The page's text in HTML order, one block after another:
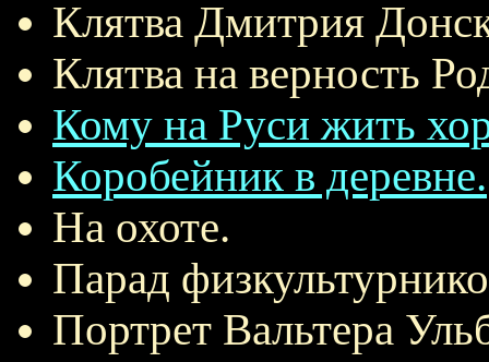
Клятва Дмитрия
Клятва на верность
Кому на Руси жить
Коробейник в деревне.
На охоте.
Парад
Портрет Вальтера